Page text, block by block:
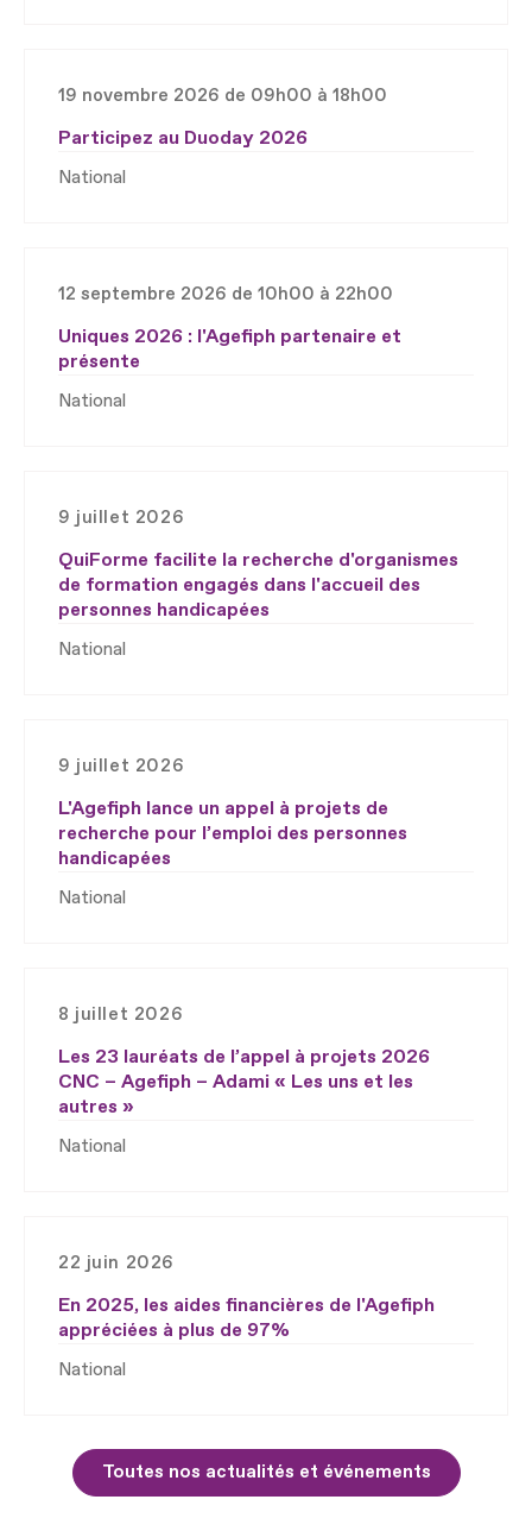
19 novembre 2026 de 09h00 à 18h00
Participez au Duoday 2026
National
12 septembre 2026 de 10h00 à 22h00
Uniques 2026 : l'Agefiph partenaire et
présente
National
9 juillet 2026
QuiForme facilite la recherche d'organismes
de formation engagés dans l'accueil des
personnes handicapées
National
9 juillet 2026
L'Agefiph lance un appel à projets de
recherche pour l’emploi des personnes
handicapées
National
8 juillet 2026
Les 23 lauréats de l’appel à projets 2026
CNC – Agefiph – Adami « Les uns et les
autres »
National
22 juin 2026
En 2025, les aides financières de l'Agefiph
appréciées à plus de 97%
National
Toutes nos actualités et événements